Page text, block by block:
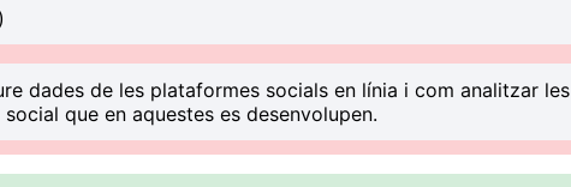
dades de les plataformes socials en línia i com analitzar les
que en aquestes es desenvolupen.